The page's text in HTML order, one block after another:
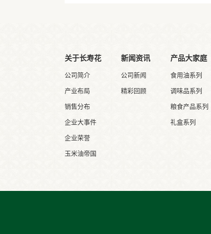
关于长寿花
公司简介
产业布局
销售分布
企业大事件
企业荣誉
玉米油帝国
新闻资讯
公司新闻
精彩回顾
产品大家庭
食用油系列
调味品系列
粮食产品系列
礼盒系列